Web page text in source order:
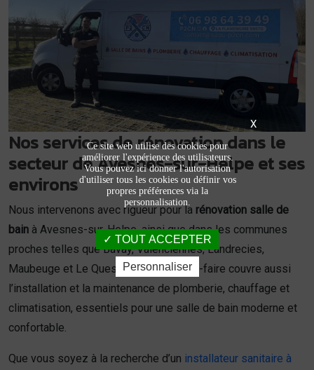
Nos services de rénovation dans le
secteur de Avesnes-sur-Helpe et ses
environs
Nous intervenons avec rigueur pour la rénovation salle de
bain à Avesnes-sur-Helpe, ainsi que dans les communes
proches telles que Bavay, Valenciennes, Landrecies,
Maubeuge et Le Quesnoy. Notre savoir-faire couvre aussi
l’installation et la maintenance de plomberie, chauffage et
climatisation, essentiels pour une salle de bain moderne et
confortable.
Que vous soyez à la recherche d’un installateur sanitaire à
X
Ce site web utilise des cookies pour
améliorer l'expérience des utilisateurs.
Vous pouvez ici donner l'autorisation
d'utiliser tous les cookies ou définir vos
propres préférences via la
personnalisation.
TOUT ACCEPTER
Personnaliser